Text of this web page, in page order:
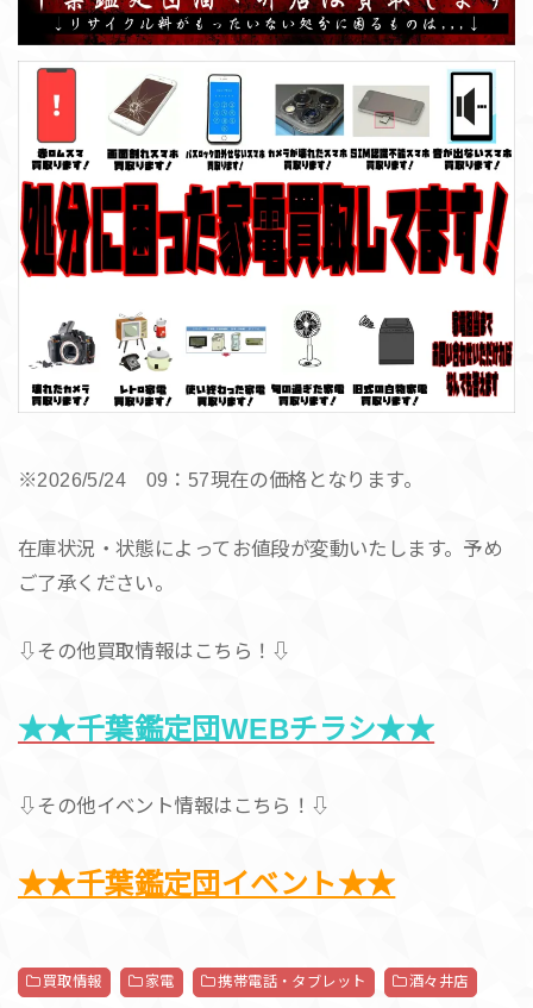
※2026/5/24 09：57現在の価格となります。
在庫状況・状態によってお値段が変動いたします。予め
ご了承ください。
⇩その他買取情報はこちら！⇩
★★千葉鑑定団WEBチラシ★★
⇩その他イベント情報はこちら！⇩
★★千葉鑑定団イベント★★
買取情報 家電 携帯電話・タブレット 酒々井店